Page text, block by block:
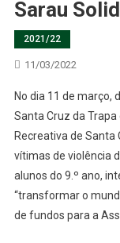
Sarau
2021/22
11/03/2022
No dia 11 de março,
Santa Cruz da
Recreativa de Santa
vítimas de violência
alunos do 9.º ano,
“transformar o
de fundos para a